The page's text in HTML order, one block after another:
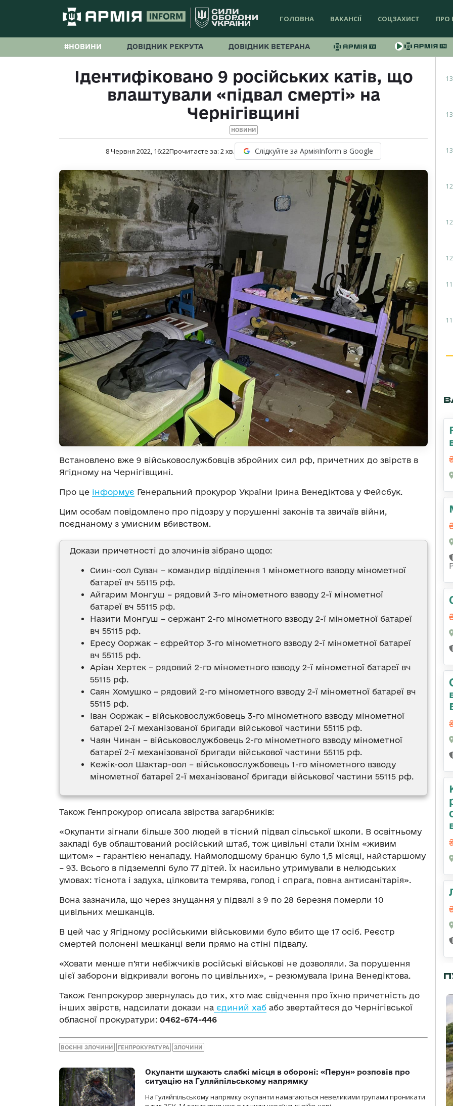
ГОЛОВНА ВАКАНСІЇ СОЦЗАХИСТ ПРО
#НОВИНИ ДОВІДНИК РЕКРУТА ДОВІДНИК ВЕТЕРАНА
Ідентифіковано 9 російських катів, що
влаштували «підвал смерті» на
Чернігівщині
НОВИНИ
8 Червня 2022, 16:22Прочитаєте за: 2хв. Слідкуйте за АрміяInform в Google
Встановлено вже 9 військовослужбовців збройних сил рф, причетних до звірств в
Ягідному на Чернігівщині.
Про це інформує Генеральний прокурор України Ірина Венедіктова у Фейсбук.
Цим особам повідомлено про підозру у порушенні законів та звичаїв війни,
поєднаному з умисним вбивством.
Докази причетності до злочинів зібрано щодо:
Сиин-оол Суван – командир відділення 1 мінометного взводу мінометної
батареї вч 55115 рф.
Айгарим Монгуш – рядовий 3-го мінометного взводу 2-ї мінометної
батареї вч 55115 рф.
Назити Монгуш – сержант 2-го мінометного взводу 2-ї мінометної батареї
вч 55115 рф.
Ересу Ооржак – єфрейтор 3-го мінометного взводу 2-ї мінометної батареї
вч 55115 рф.
Аріан Хертек – рядовий 2-го мінометного взводу 2-ї мінометної батареї вч
55115 рф.
Саян Хомушко – рядовий 2-го мінометного взводу 2-ї мінометної батареї вч
55115 рф.
Іван Ооржак – військовослужбовець 3-го мінометного взводу мінометної
батареї 2-ї механізованої бригади військової частини 55115 рф.
Чаян Чинан – військовослужбовець 2-го мінометного взводу мінометної
батареї 2-ї механізованої бригади військової частини 55115 рф.
Кежік-оол Шактар-оол – військовослужбовець 1-го мінометного взводу
мінометної батареї 2-ї механізованої бригади військової частини 55115 рф.
Також Генпрокурор описала звірства загарбників:
«Окупанти зігнали більше 300 людей в тісний підвал сільської школи. В освітньому
закладі був облаштований російський штаб, тож цивільні стали їхнім «живим
щитом» – гарантією ненападу. Наймолодшому бранцю було 1,5 місяці, найстаршому
– 93. Всього в підземеллі було 77 дітей. Їх насильно утримували в нелюдських
умовах: тіснота і задуха, цілковита темрява, голод і спрага, повна антисанітарія».
Вона зазначила, що через знущання у підвалі з 9 по 28 березня померли 10
цивільних мешканців.
В цей час у Ягідному російськими військовими було вбито ще 17 осіб. Реєстр
смертей полонені мешканці вели прямо на стіні підвалу.
«Ховати менше п’яти небіжчиків російські військові не дозволяли. За порушення
цієї заборони відкривали вогонь по цивільних», – резюмувала Ірина Венедіктова.
Також Генпрокурор звернулась до тих, хто має свідчення про їхню причетність до
інших звірств, надсилати докази на єдиний хаб або звертайтеся до Чернігівської
обласної прокуратури: 0462-674-446
ВОЄННІ ЗЛОЧИНИ ГЕНПРОКУРАТУРА ЗЛОЧИНИ
Окупанти шукають слабкі місця в обороні: «Перун» розповів про
ситуацію на Гуляйпільському напрямку
На Гуляйпільському напрямку окупанти намагаються невеликими групами проникати